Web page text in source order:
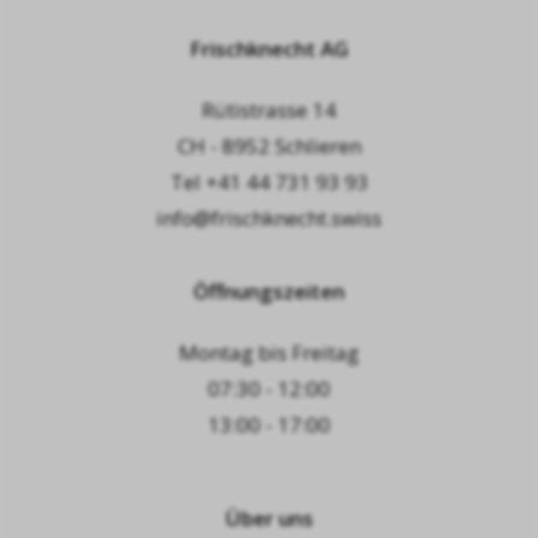
Frischknecht AG
Rütistrasse 14
CH - 8952 Schlieren
Tel +41 44 731 93 93
info@frischknecht.swiss
Öffnungszeiten
Montag bis Freitag
07:30 - 12:00
13:00 - 17:00
Über uns